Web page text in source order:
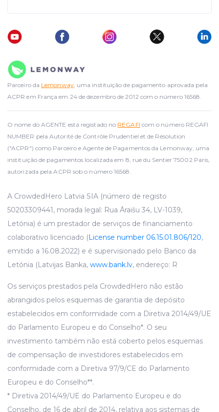
Parceiro da Lemonway, uma instituição de pagamento aprovada pela
ACPR em França em 24 de dezembro de 2012 com o número 16568.
O nome do AGENTE está registado no REGAFI com o número REGAFI
NUMBER pela Autorité de Contrôle Prudentiel et de Résolution
("ACPR") como Parceiro e Agente de Pagamentos da Lemonway, uma
instituição de pagamentos localizada em 8, rue du Sentier 75002 Paris,
autorizada pela ACPR sob o número 16568.
A CrowdedHero Latvia SIA (número de registo
50203309441, morada legal: Rua Āraišu 34, LV-1039,
Letónia) é um prestador de serviços de financiamento
colaborativo licenciado (License number 06.15.01.806/120,
emitido a 16.08.2022) e é supervisionado pelo Banco da
Letónia (Latvijas Banka, www.bank.lv, endereço: R
Os serviços prestados pela CrowdedHero não estão
abrangidos pelos esquemas de garantia de depósito
estabelecidos em conformidade com a Diretiva 2014/49/UE
do Parlamento Europeu e do Conselho*. O seu
investimento também não está coberto pelos esquemas
de compensação de investidores estabelecidos em
conformidade com a Diretiva 97/9/CE do Parlamento
Europeu e do Conselho**.
* Diretiva 2014/49/UE do Parlamento Europeu e do
Conselho, de 16 de abril de 2014, relativa aos sistemas de